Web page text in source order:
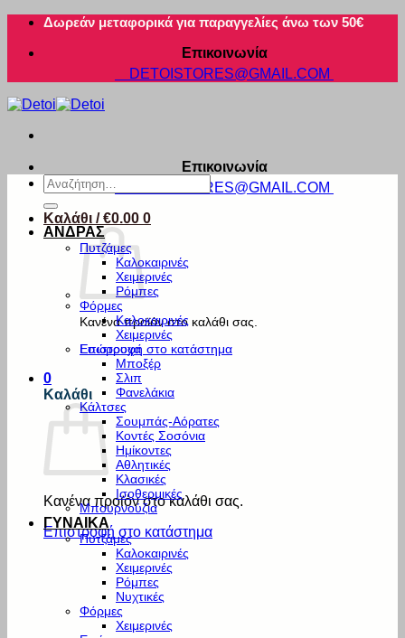
Μετάβαση
περιεχόμενο
Δωρεάν μεταφορικά για παραγγελίες άνω των 50€
Επικοινωνία
DETOISTORES@GMAIL.COM
Επικοινωνία
DETOISTORES@GMAIL.COM
Καλάθι /€0.00 0
Κανένα προϊόν στο καλάθι σας.
Επιστροφή στο κατάστημα
0
Καλάθι
Κανένα προϊόν στο καλάθι σας.
Επιστροφή στο κατάστημα
Αναζήτηση
για:
ΑΝΔΡΑΣ
Πυτζάμες
Καλοκαιρινές
Χειμερινές
Ρόμπες
Φόρμες
Καλοκαιρινές
Χειμερινές
Εσώρουχα
Μποξέρ
Σλιπ
Φανελάκια
Κάλτσες
Σουμπάς-Αόρατες
Κοντές Σοσόνια
Ημίκοντες
Αθλητικές
Κλασικές
Ισοθερμικές
Μπουρνούζια
ΓΥΝΑΙΚΑ
Πυτζάμες
Καλοκαιρινές
Χειμερινές
Ρόμπες
Νυχτικές
Φόρμες
Χειμερινές